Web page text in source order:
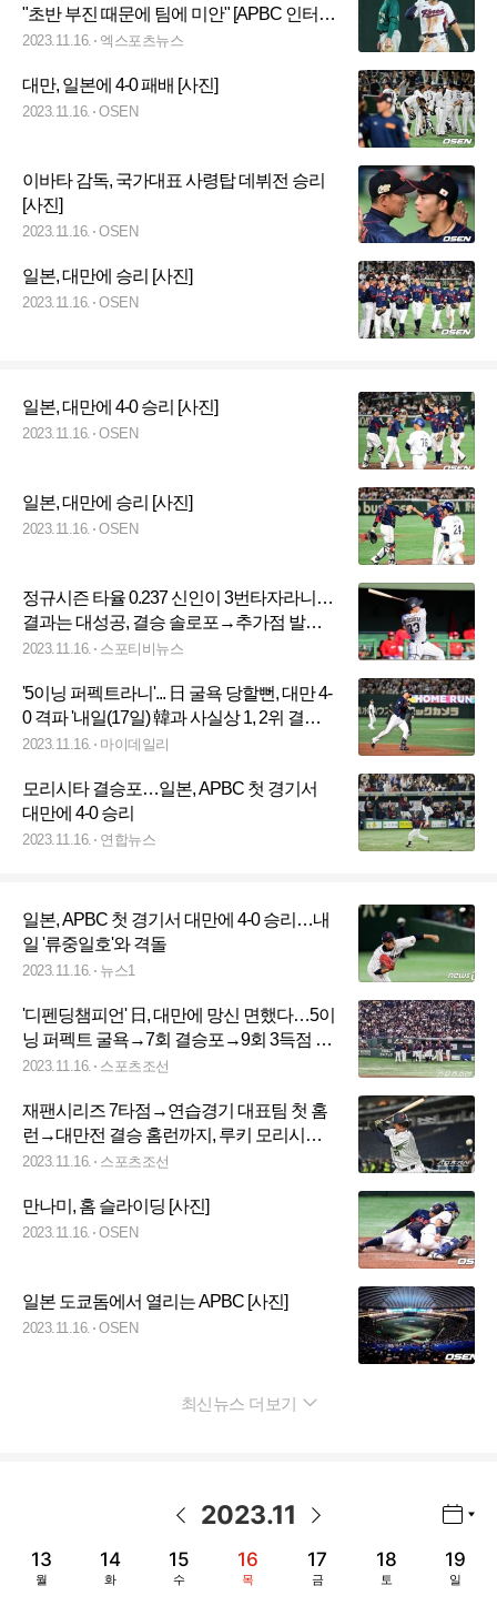
"초반 부진 때문에 팀에 미안" [APBC 인터
뷰]
2023.11.16. 엑스포츠뉴스
대만, 일본에 4-0 패배 [사진]
2023.11.16. OSEN
이바타 감독, 국가대표 사령탑 데뷔전 승리
[사진]
2023.11.16. OSEN
일본, 대만에 승리 [사진]
2023.11.16. OSEN
일본, 대만에 4-0 승리 [사진]
2023.11.16. OSEN
일본, 대만에 승리 [사진]
2023.11.16. OSEN
정규시즌 타율 0.237 신인이 3번타자라니…
결과는 대성공, 결승 솔로포→추가점 발판
멀티히트 [APBC]
2023.11.16. 스포티비뉴스
'5이닝 퍼펙트라니'... 日 굴욕 당할뻔, 대만 4-
0 격파 '내일(17일) 韓과 사실상 1, 2위 결정
전'
2023.11.16. 마이데일리
모리시타 결승포…일본, APBC 첫 경기서
대만에 4-0 승리
2023.11.16. 연합뉴스
일본, APBC 첫 경기서 대만에 4-0 승리…내
일 '류중일호'와 격돌
2023.11.16. 뉴스1
'디펜딩챔피언' 日, 대만에 망신 면했다…5이
닝 퍼펙트 굴욕→7회 결승포→9회 3득점 쐐
기 [APBC 현장]
2023.11.16. 스포츠조선
재팬시리즈 7타점→연습경기 대표팀 첫 홈
런→대만전 결승 홈런까지, 루키 모리시타
무시무시한 타격감
2023.11.16. 스포츠조선
만나미, 홈 슬라이딩 [사진]
2023.11.16. OSEN
일본 도쿄돔에서 열리는 APBC [사진]
2023.11.16. OSEN
최신뉴스 더보기
2023.11
13
월
14
화
15
수
16
목
17
금
18
토
19
일